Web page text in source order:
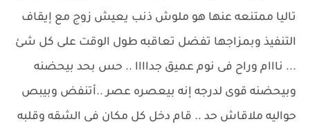
تاليا ممتنعه عنها هو ملوش ذنب يعيش زوج مع إيقاف
التنفيذ وبمزاجها تفضل تعاقبه طول الوقت على كل شئ
... نااام وراح فى نوم عميق جداااا .. حس بحد بيحضنه
وبيحضنه قوى لدرجه إنه بيعصره عصر ..أتنفض وبيبص
حواليه ملاقاش حد .. قام دخل كل مكان فى الشقه وقلبه